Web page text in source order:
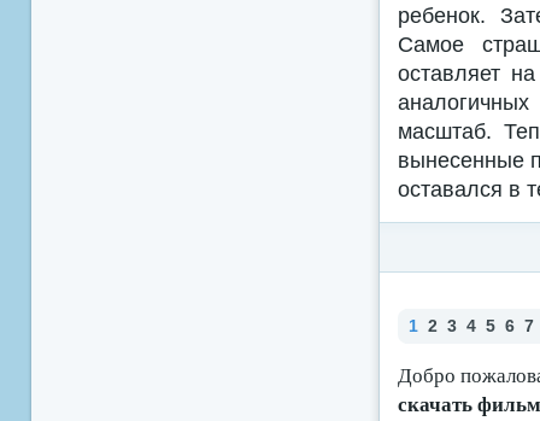
ребенок.
Самое
оставляет
масштаб.
вынесенные
оставался в
1 2 3 4 5 6 7
Добро
скачать